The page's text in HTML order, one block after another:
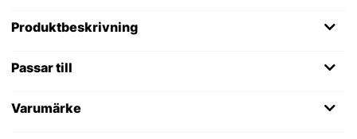
Produktbeskrivning
Passar till
Varumärke